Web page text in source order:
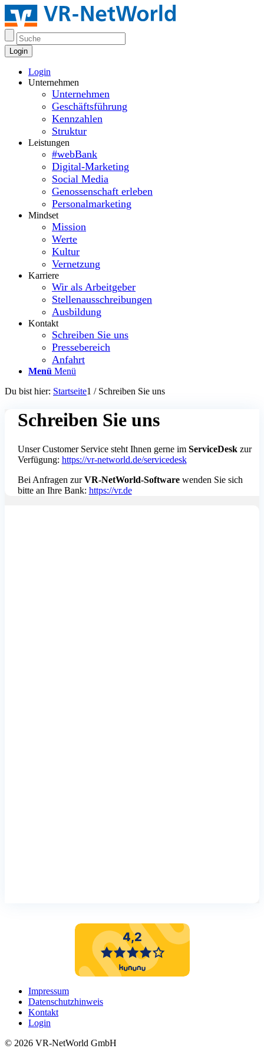
Login
Login
Unternehmen
Unternehmen
Geschäftsführung
Kennzahlen
Struktur
Leistungen
#webBank
Digital-Marketing
Social Media
Genossenschaft erleben
Personalmarketing
Mindset
Mission
Werte
Kultur
Vernetzung
Karriere
Wir als Arbeitgeber
Stellenausschreibungen
Ausbildung
Kontakt
Schreiben Sie uns
Pressebereich
Anfahrt
Menü Menü
Du bist hier: Startseite1 / Schreiben Sie uns
Schreiben Sie uns
Unser Customer Service steht Ihnen gerne im ServiceDeskzur
Verfügung: https://vr-networld.de/servicedesk
Bei Anfragen zurVR-NetWorld-Softwarewenden Sie sich
bitte an Ihre Bank: https://vr.de
Impressum
Datenschutzhinweis
Kontakt
Login
©️ 2026 VR-NetWorld GmbH